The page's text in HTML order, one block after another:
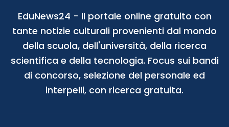
EduNews24 - Il portale online gratuito con
tante notizie culturali provenienti dal mondo
della scuola, dell'università, della ricerca
scientifica e della tecnologia. Focus sui bandi
di concorso, selezione del personale ed
interpelli, con ricerca gratuita.